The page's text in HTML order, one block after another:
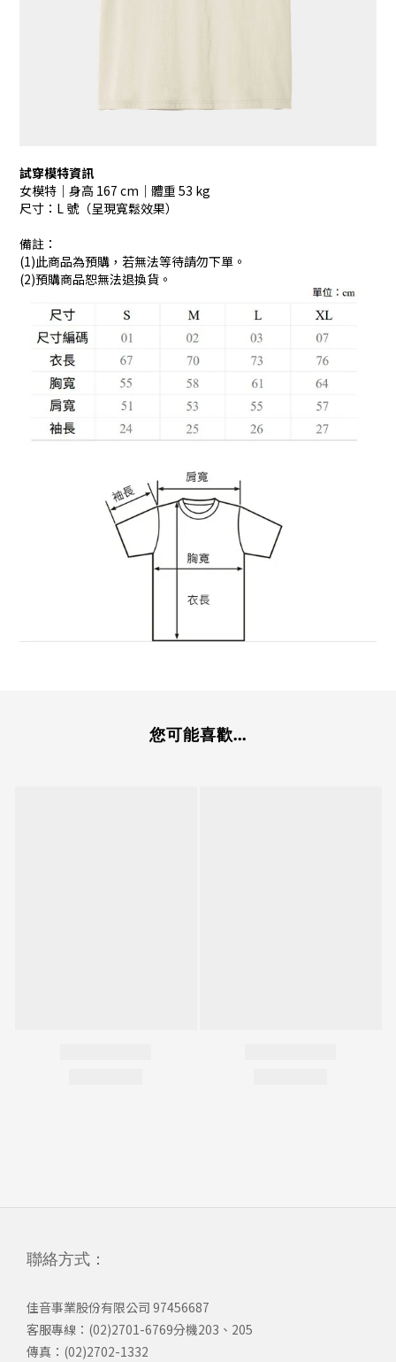
試穿模特資訊
女模特｜身高 167 cm｜體重 53 kg
尺寸：L 號（呈現寬鬆效果）
備註：
(1)此商品為預購，若無法等待請勿下單。
(2)預購商品恕無法退換貨。
您可能喜歡...
聯絡方式：
佳音事業股份有限公司 97456687
客服專線：(02)2701-6769分機203、205
傳真：(02)2702-1332